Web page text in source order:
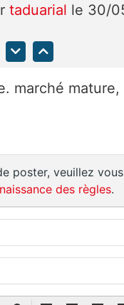
taduarial le 30/
marché mature,
poster, veuillez
des règles.